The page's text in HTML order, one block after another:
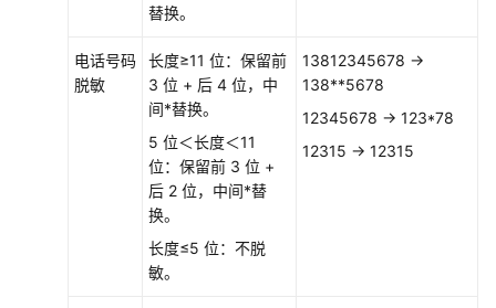
替换。
电话号码
脱敏
长度≥11 位：保留前
3 位 + 后 4 位，中
间*替换。
5 位＜长度＜11
位：保留前 3 位 +
后 2 位，中间*替
换。
长度≤5 位：不脱
敏。
13812345678 →
138**5678
12345678 → 123*78
12315 → 12315